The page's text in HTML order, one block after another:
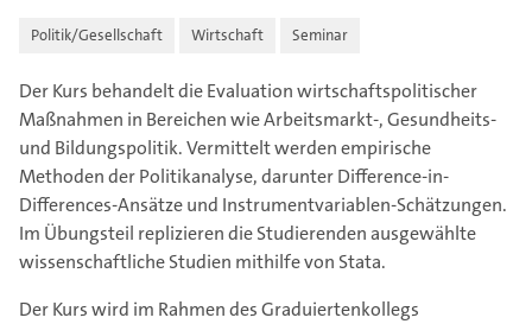
Politik/Gesellschaft Wirtschaft Seminar
Der Kurs behandelt die Evaluation wirtschaftspolitischer
Maßnahmen in Bereichen wie Arbeitsmarkt-, Gesundheits-
und Bildungspolitik. Vermittelt werden empirische
Methoden der Politikanalyse, darunter Difference-in-
Differences-Ansätze und Instrumentvariablen-Schätzungen.
Im Übungsteil replizieren die Studierenden ausgewählte
wissenschaftliche Studien mithilfe von Stata.
Der Kurs wird im Rahmen des Graduiertenkollegs